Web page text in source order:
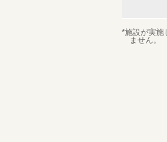
*施設が実施
ません。